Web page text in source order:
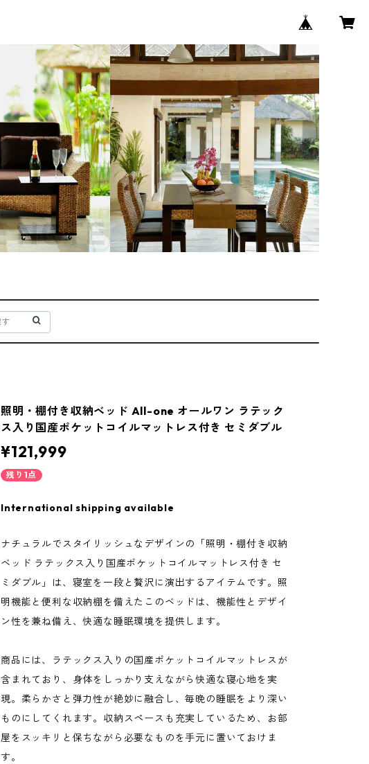
照明・棚付き収納ベッド All-one オールワン ラテック
ス入り国産ポケットコイルマットレス付き セミダブル
¥121,999
残り1点
International shipping available
ナチュラルでスタイリッシュなデザインの「照明・棚付き収納
ベッド ラテックス入り国産ポケットコイルマットレス付き セ
ミダブル」は、寝室を一段と贅沢に演出するアイテムです。照
明機能と便利な収納棚を備えたこのベッドは、機能性とデザイ
ン性を兼ね備え、快適な睡眠環境を提供します。
商品には、ラテックス入りの国産ポケットコイルマットレスが
含まれており、身体をしっかり支えながら快適な寝心地を実
現。柔らかさと弾力性が絶妙に融合し、毎晩の睡眠をより深い
ものにしてくれます。収納スペースも充実しているため、お部
屋をスッキリと保ちながら必要なものを手元に置いておけま
す。